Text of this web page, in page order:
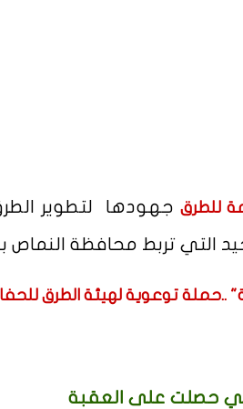
للطرقجهودها لتطوير
التي تربط محافظة النماص
..حملة توعوية لهيئة الطرق
التي حصلت على العقبة